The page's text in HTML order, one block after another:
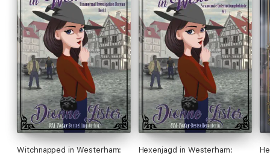
Witchnapped in Westerham:
Hexenjagd in Westerham: